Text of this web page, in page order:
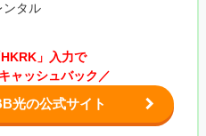
ンタル
」入力で
ャッシュバック／
光の公式サイト